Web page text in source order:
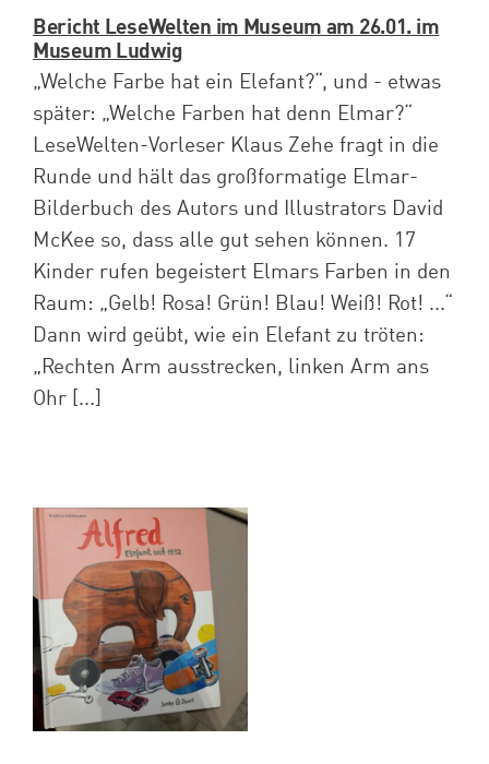
Bericht LeseWelten im Museum am 26.01. im
Museum Ludwig
„Welche Farbe hat ein Elefant?“, und - etwas
später: „Welche Farben hat denn Elmar?“
LeseWelten-Vorleser Klaus Zehe fragt in die
Runde und hält das großformatige Elmar-
Bilderbuch des Autors und Illustrators David
McKee so, dass alle gut sehen können. 17
Kinder rufen begeistert Elmars Farben in den
Raum: „Gelb! Rosa! Grün! Blau! Weiß! Rot! ...“
Dann wird geübt, wie ein Elefant zu tröten:
„Rechten Arm ausstrecken, linken Arm ans
Ohr [...]